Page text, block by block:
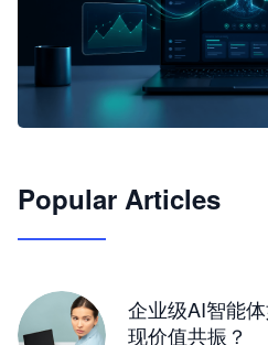
JimoClaw 桌面 AI Agent
Popular Articles
企业级AI智能
现价值共振？